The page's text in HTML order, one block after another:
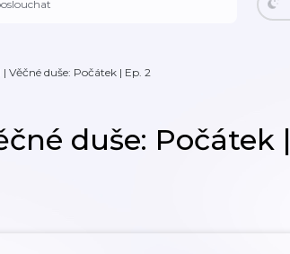
Věčné duše: Počátek | Ep. 2
duše: Počátek |